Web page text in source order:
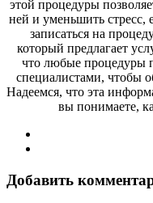
этой процедуры
ней и уменьшить стресс,
записаться на
который предлагает
что любые процедуры
специалистами, чтобы
Надеемся, что эта
вы понимаете,
Добавить